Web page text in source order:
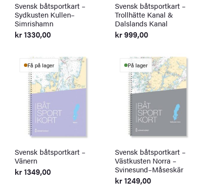
Svensk båtsportkart –
Sydkusten Kullen–
Simrishamn
kr1330,00
Svensk båtsportkart –
Trollhätte Kanal &
Dalslands Kanal
kr999,00
Få på lager
Svensk båtsportkart –
Vänern
kr1349,00
På lager
Svensk båtsportkart –
Västkusten Norra –
Svinesund–Måseskär
kr1249,00